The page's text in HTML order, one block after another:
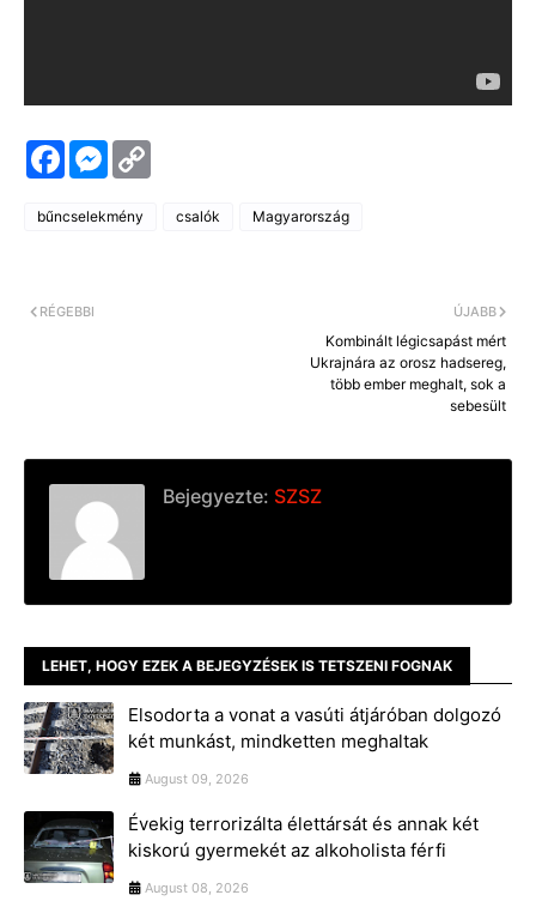
F
a
c
b
M
e
s
e
bűncselekmény csalók Magyarország
ÚJABB
Kombinált légicsapást mért
Ukrajnára az orosz hadsereg,
több ember meghalt, sok a
sebesült
RÉGEBBI
Bejegyezte: SZSZ
LEHET, HOGY EZEK A BEJEGYZÉSEK IS TETSZENI FOGNAK
Elsodorta a vonat a vasúti átjáróban dolgozó
két munkást, mindketten meghaltak
August 09, 2026
Évekig terrorizálta élettársát és annak két
kiskorú gyermekét az alkoholista férfi
August 08, 2026